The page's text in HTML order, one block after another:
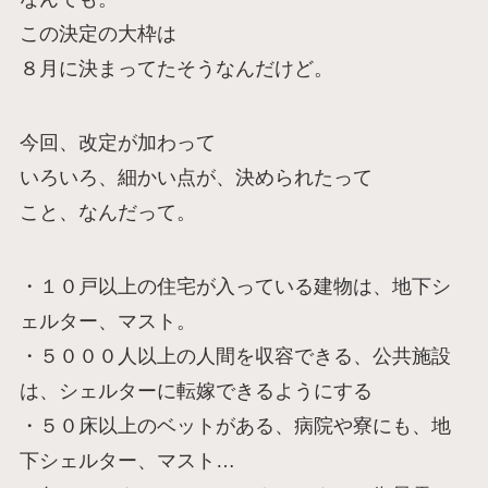
この決定の大枠は
８月に決まってたそうなんだけど。
今回、改定が加わって
いろいろ、細かい点が、決められたって
こと、なんだって。
・１０戸以上の住宅が入っている建物は、地下シ
ェルター、マスト。
・５０００人以上の人間を収容できる、公共施設
は、シェルターに転嫁できるようにする
・５０床以上のベットがある、病院や寮にも、地
下シェルター、マスト…